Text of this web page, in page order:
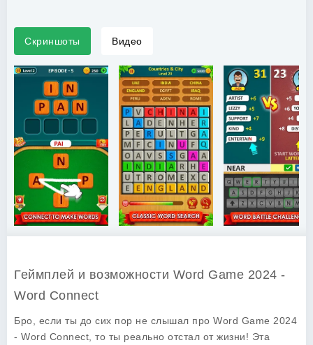
Скриншоты Видео
Геймплей и возможности Word Game 2024 -
Word Connect
Бро, если ты до сих пор не слышал про Word Game 2024
- Word Connect , то ты реально отстал от жизни! Эта